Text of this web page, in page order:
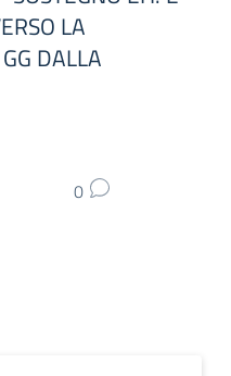
LA
DALLA
0